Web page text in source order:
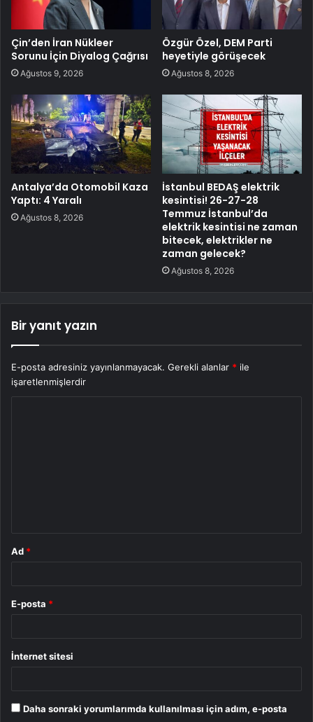
Çin’den İran Nükleer
Sorunu İçin Diyalog Çağrısı
Ağustos 9, 2026
Özgür Özel, DEM Parti
heyetiyle görüşecek
Ağustos 8, 2026
Antalya’da Otomobil Kaza
Yaptı: 4 Yaralı
Ağustos 8, 2026
İstanbul BEDAŞ elektrik
kesintisi! 26-27-28
Temmuz İstanbul’da
elektrik kesintisi ne zaman
bitecek, elektrikler ne
zaman gelecek?
Ağustos 8, 2026
Bir yanıt yazın
E-posta adresiniz yayınlanmayacak. Gerekli alanlar * ile
işaretlenmişlerdir
Ad *
E-posta *
İnternet sitesi
Daha sonraki yorumlarımda kullanılması için adım, e-posta